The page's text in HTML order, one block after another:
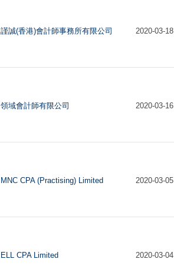
謹誠(香港)會計師事務所有限公司 2020-03-18
領域會計師有限公司 2020-03-16
MNC CPA (Practising) Limited 2020-03-05
ELL CPA Limited 2020-03-04